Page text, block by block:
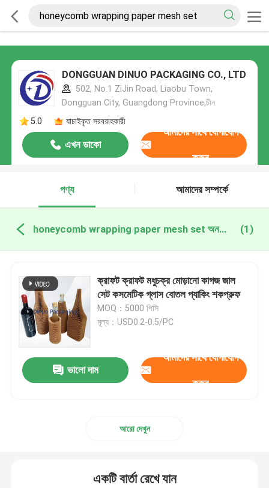
DONGGUAN DINUO PACKAGING CO., LTD
502, No.1 ZiJin Road, Liaobu Town,
Dongguan City, Guangdong Province,চীন
5.0
যাচাইকৃত সরবরাহকারী
এখন ডাকো
আমাদের সাথে যোগাযোগ
করুন
পণ্য আমাদের সম্পর্কে
honeycomb wrapping paper mesh set অনলাইন উত্পাদন (1)
ক্রাফট ক্রাফট মধুচক্র মোড়ানো কাগজ জাল
সেট কসমেটিক গ্লাস বোতল প্যাকিং শকপ্রুফ
MOQ：5000 পিসি
মূল্য：USD0.2-0.5/PC
ভালো দাম
আমাদের সাথে যোগাযোগ
করুন
আরো দেখুন
একটি বার্তা রেখে যান